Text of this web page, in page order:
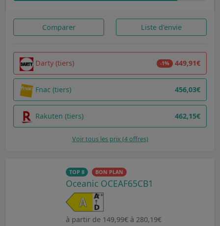
Comparer Liste d'envie
Darty (tiers) -1% 449,91€
Fnac (tiers) 456,03€
Rakuten (tiers) 462,15€
Voir tous les prix (4 offres)
TOP 8 BON PLAN
Oceanic OCEAF65CB1
à partir de 149,99€ à 280,19€